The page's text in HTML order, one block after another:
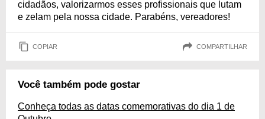
cidadãos, valorizarmos esses profissionais que lutam
e zelam pela nossa cidade. Parabéns, vereadores!
COPIAR COMPARTILHAR
Você também pode gostar
Conheça todas as datas comemorativas do dia 1 de